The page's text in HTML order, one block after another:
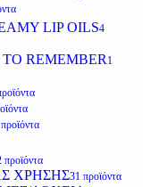
LIP OILS4
REMEMBER 1
προϊόντα
ΧΡΗΣΗΣ31 προϊόντα